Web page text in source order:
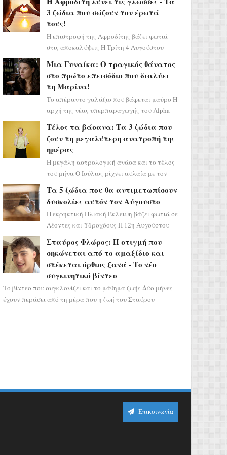
3 ζώδια που σώζουν τον έρωτά
τους!
Η επιστροφή της Αφροδίτης βάζει φωτιά
στις αποκαλύψεις Η Τρίτη 4 Αυγούστου
ορόσημο, καθώς η Αφροδίτη πρ...
Μια Γυναίκα: Ο τραγικός θάνατος
στο πρώτο επεισόδιο που διαλύει
τη Μαρίνα!
Το απέραντο γαλάζιο που βάφεται μαύρο Η
αρχή της νέας υπερπαραγωγής του Alpha
πλημμυρισμένο από...
Τέλος τα βάσανα: Τα 3 ζώδια που
ζουν τη μεγαλύτερη ανατροπή της
ημέρας
Η μεγάλη αστρολογική ανάσα και το τέλος
του μήνα Ο Ιούλιος ρίχνει αυλαία με τον
περνάει στο ζώδιο τω...
Τα 5 ζώδια που θα αντιμετωπίσουν
δυσκολίες αυτόν τον Αύγουστο
Η εκρηκτική Ηλιακή Έκλειψη βάζει φωτιά σε
Λέοντες και Υδροχόους Η 12η Αυγούστου
χάους, καθώς η Ηλια...
Σταύρος Φλώρος: Η στιγμή που
σηκώνεται από το αμαξίδιο και
στέκεται όρθιος ξανά - Το νέο
συγκινητικό βίντεο
Το βίντεο που συγκλονίζει και το μάθημα ζωής Δύο μήνες
έχουν περάσει από τη μέρα που η ζωή του Σταύρου
Επικοινωνία